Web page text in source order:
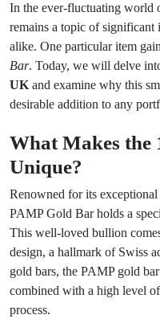
In the ever-fluctuating world
remains a topic of significant
alike. One particular item
Bar. Today, we will delve
UK and examine why this
desirable addition to any
What Makes the
Unique?
Renowned for its
PAMP Gold Bar holds a
This well-loved bullion
design, a hallmark of Swiss
gold bars, the PAMP gold
combined with a high level
process.